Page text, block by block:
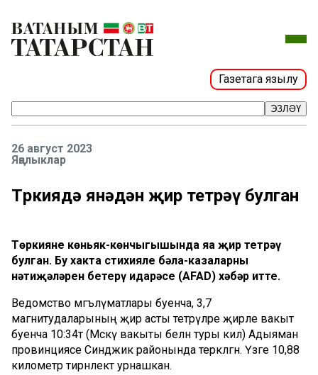
Газетага язылу
ЭЗЛӘҮ
26 август 2023
Яңалыклар
Төркиядә янәдән җир тетрәү булган
Төркиянең көньяк-көнчыгышында яңа җир тетрәү
булган. Бу хакта стихияле бәла-казаларның
нәтиҗәләрен бетерү идарәсе (AFAD) хәбәр итте.
Ведомство мәгълүматлары буенча, 3,7
магнитудаларының җир асты тетрәүләре җирле вакыт
буенча 10:34тә (Мәскәү вакыты белән туры килә) Адыяман
провинциясе Синджик районында теркәлгән. Үзәге 10,88
километр тирәнлектә урнашкан.